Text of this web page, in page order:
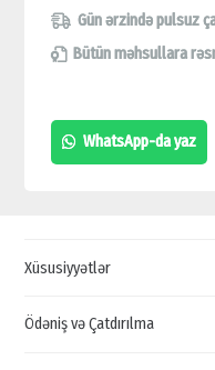
VİP
TURNİKET,
TURNİKET,
BOY
TURNİKET
Gün ərzində pulsuz
Bütün məhsullara
WhatsApp-da yaz
Xüsusiyyətlər
Ödəniş və Çatdırılma